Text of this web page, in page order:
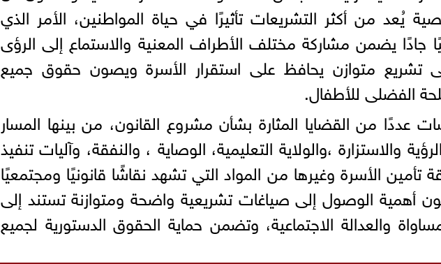
يُعد من أكثر التشريعات تأثيرًا في حياة المواطنين، الأمر الذي
جادًا يضمن مشاركة مختلف الأطراف المعنية والاستماع إلى الرؤى
تشريع متوازن يحافظ على استقرار الأسرة ويصون حقوق جميع
الفضلى للأطفال.
عددًا من القضايا المثارة بشأن مشروع القانون، من بينها المسار
والاستزارة ،والولاية التعليمية، الوصاية ، والنفقة، وآليات تنفيذ
تأمين الأسرة وغيرها من المواد التي تشهد نقاشًا قانونيًا ومجتمعيًا
أهمية الوصول إلى صياغات تشريعية واضحة ومتوازنة تستند إلى
والعدالة الاجتماعية، وتضمن حماية الحقوق الدستورية لجميع